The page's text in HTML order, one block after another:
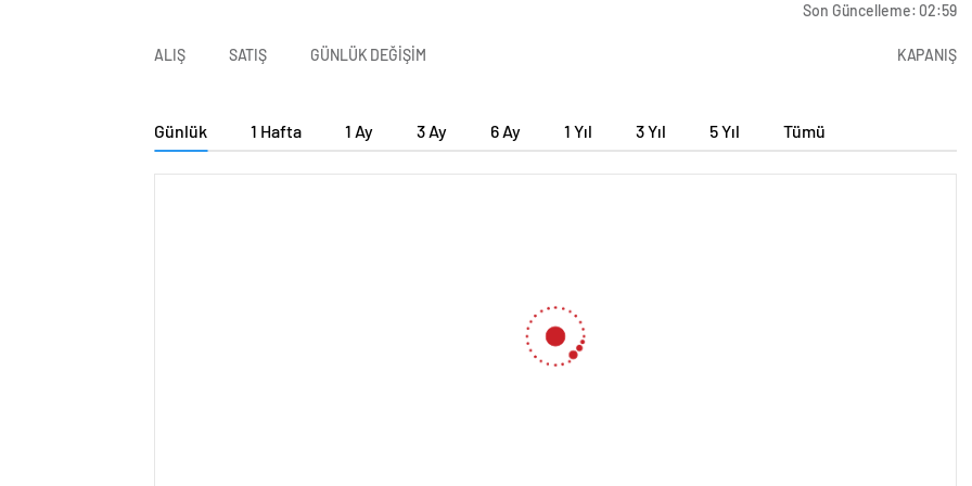
Son Güncelleme: 02:59
ALIŞ SATIŞ GÜNLÜK DEĞİŞİM KAPANIŞ
Günlük 1 Hafta 1 Ay 3 Ay 6 Ay 1 Yıl 3 Yıl 5 Yıl Tümü